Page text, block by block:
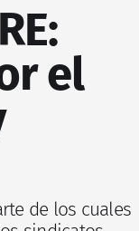
el
de los cuales